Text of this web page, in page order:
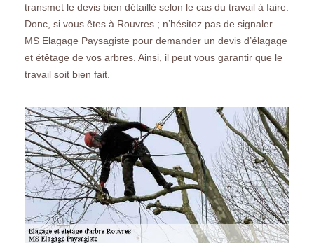
transmet le devis bien détaillé selon le cas du travail à faire.
Donc, si vous êtes à Rouvres ; n’hésitez pas de signaler
MS Elagage Paysagiste pour demander un devis d’élagage
et étêtage de vos arbres. Ainsi, il peut vous garantir que le
travail soit bien fait.